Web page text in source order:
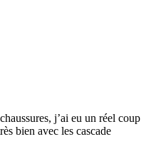
j’ai eu un réel coup
bien avec les cascade